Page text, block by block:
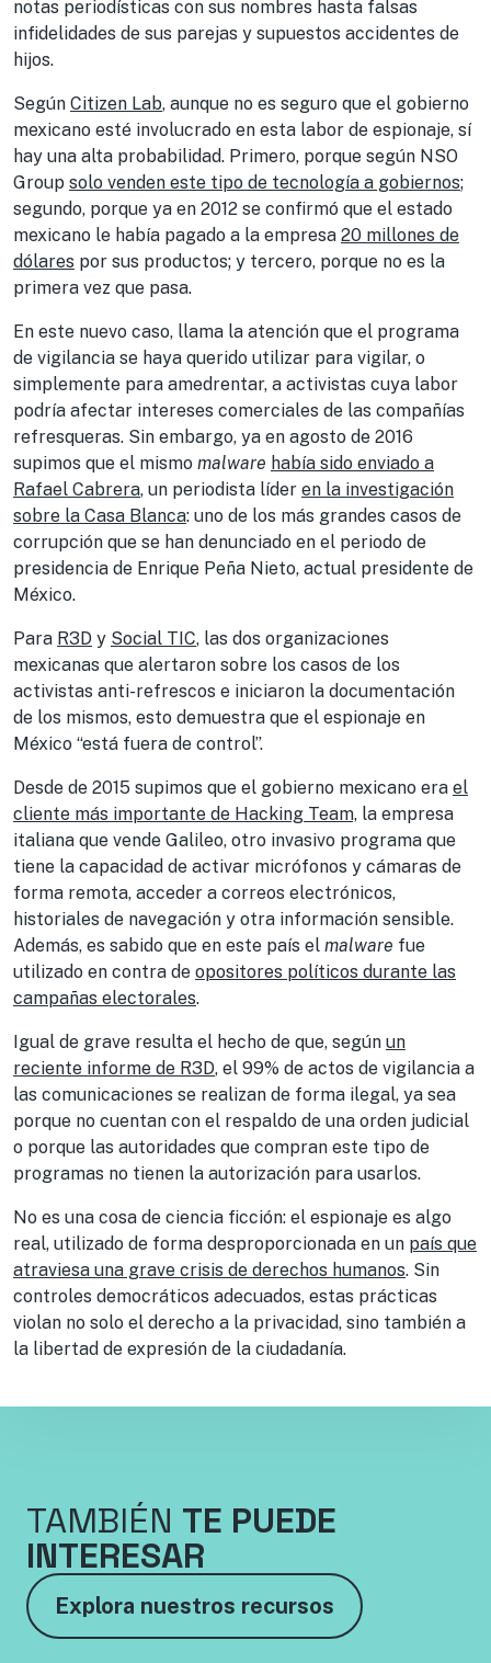
notas periodísticas con sus nombres hasta falsas
infidelidades de sus parejas y supuestos accidentes de
hijos.
Según Citizen Lab, aunque no es seguro que el gobierno
mexicano esté involucrado en esta labor de espionaje, sí
hay una alta probabilidad. Primero, porque según NSO
Group solo venden este tipo de tecnología a gobiernos;
segundo, porque ya en 2012 se confirmó que el estado
mexicano le había pagado a la empresa 20 millones de
dólares por sus productos; y tercero, porque no es la
primera vez que pasa.
En este nuevo caso, llama la atención que el programa
de vigilancia se haya querido utilizar para vigilar, o
simplemente para amedrentar, a activistas cuya labor
podría afectar intereses comerciales de las compañías
refresqueras. Sin embargo, ya en agosto de 2016
supimos que el mismo malware había sido enviado a
Rafael Cabrera, un periodista líder en la investigación
sobre la Casa Blanca: uno de los más grandes casos de
corrupción que se han denunciado en el periodo de
presidencia de Enrique Peña Nieto, actual presidente de
México.
Para R3D y Social TIC, las dos organizaciones
mexicanas que alertaron sobre los casos de los
activistas anti-refrescos e iniciaron la documentación
de los mismos, esto demuestra que el espionaje en
México “está fuera de control”.
Desde de 2015 supimos que el gobierno mexicano era el
cliente más importante de Hacking Team, la empresa
italiana que vende Galileo, otro invasivo programa que
tiene la capacidad de activar micrófonos y cámaras de
forma remota, acceder a correos electrónicos,
historiales de navegación y otra información sensible.
Además, es sabido que en este país el malware fue
utilizado en contra de opositores políticos durante las
campañas electorales.
Igual de grave resulta el hecho de que, según un
reciente informe de R3D, el 99% de actos de vigilancia a
las comunicaciones se realizan de forma ilegal, ya sea
porque no cuentan con el respaldo de una orden judicial
o porque las autoridades que compran este tipo de
programas no tienen la autorización para usarlos.
No es una cosa de ciencia ficción: el espionaje es algo
real, utilizado de forma desproporcionada en un país que
atraviesa una grave crisis de derechos humanos. Sin
controles democráticos adecuados, estas prácticas
violan no solo el derecho a la privacidad, sino también a
la libertad de expresión de la ciudadanía.
TAMBIÉN TE PUEDE
INTERESAR
Explora nuestros recursos